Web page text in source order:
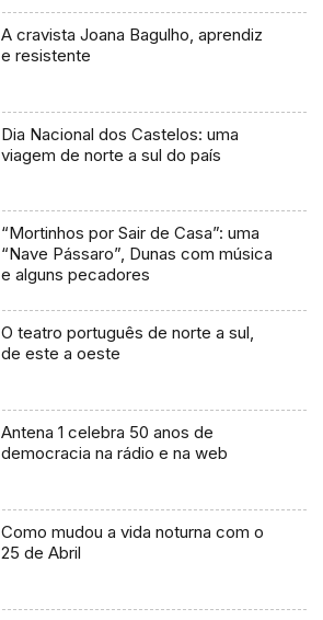
A cravista Joana Bagulho, aprendiz
e resistente
Dia Nacional dos Castelos: uma
viagem de norte a sul do país
“Mortinhos por Sair de Casa”: uma
“Nave Pássaro”, Dunas com música
e alguns pecadores
O teatro português de norte a sul,
de este a oeste
Antena 1 celebra 50 anos de
democracia na rádio e na web
Como mudou a vida noturna com o
25 de Abril